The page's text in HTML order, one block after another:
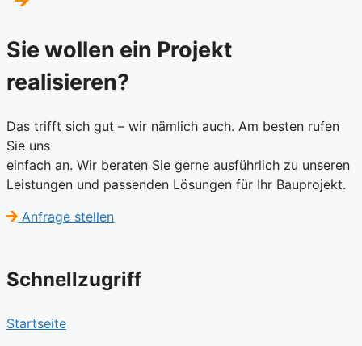
Sie wollen ein Projekt
realisieren?
Das trifft sich gut – wir nämlich auch. Am besten rufen
Sie uns
einfach an. Wir beraten Sie gerne ausführlich zu unseren
Leistungen und passenden Lösungen für Ihr Bauprojekt.
Anfrage stellen
Schnellzugriff
Startseite